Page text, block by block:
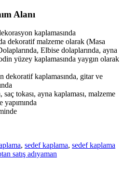
Alanı
kaplamasında
dekoratif malzeme olarak (Masa
Elbise dolaplarında, ayna
yüzey kaplamasında yaygın olarak
dekoratif kaplamasında, gitar ve
tokası, ayna kaplaması, malzeme
yapımında
, sedef kaplama, sedef kaplama
satış adıyaman